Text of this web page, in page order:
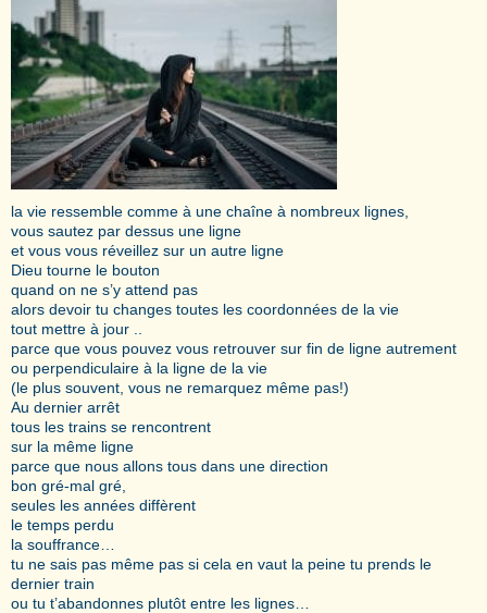
la vie ressemble comme à une chaîne à nombreux lignes,
vous sautez par dessus une ligne
et vous vous réveillez sur un autre ligne
Dieu tourne le bouton
quand on ne s’y attend pas
alors devoir tu changes toutes les coordonnées de la vie
tout mettre à jour ..
parce que vous pouvez vous retrouver sur fin de ligne autrement
ou perpendiculaire à la ligne de la vie
(le plus souvent, vous ne remarquez même pas!)
Au dernier arrêt
tous les trains se rencontrent
sur la même ligne
parce que nous allons tous dans une direction
bon gré-mal gré,
seules les années diffèrent
le temps perdu
la souffrance…
tu ne sais pas même pas si cela en vaut la peine tu prends le
dernier train
ou tu t’abandonnes plutôt entre les lignes…